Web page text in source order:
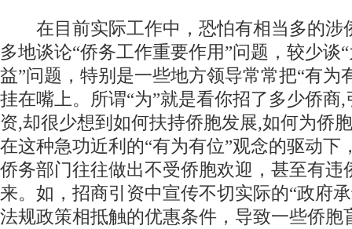
在目前实际工作中，恐怕有相当多的涉
多地谈论“侨务工作重要作用”问题，较少谈
益”问题，特别是一些地方领导常常把“有为
挂在嘴上。所谓“为”就是看你招了多少侨商
资,却很少想到如何扶持侨胞发展,如何为侨
在这种急功近利的“有为有位”观念的驱动下
侨务部门往往做出不受侨胞欢迎，甚至有违
来。如，招商引资中宣传不切实际的“政府
法规政策相抵触的优惠条件，导致一些侨胞